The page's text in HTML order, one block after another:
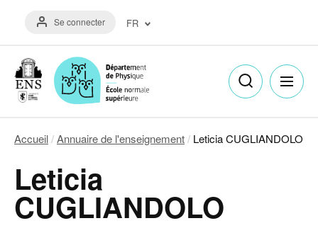
contenu
Menu
du
de
l'utilisateur
Se connecter FR
English
(EN)
d'Ariane
Accueil Annuaire de l'enseignement Leticia CUGLIANDOLO
Leticia
CUGLIANDOLO